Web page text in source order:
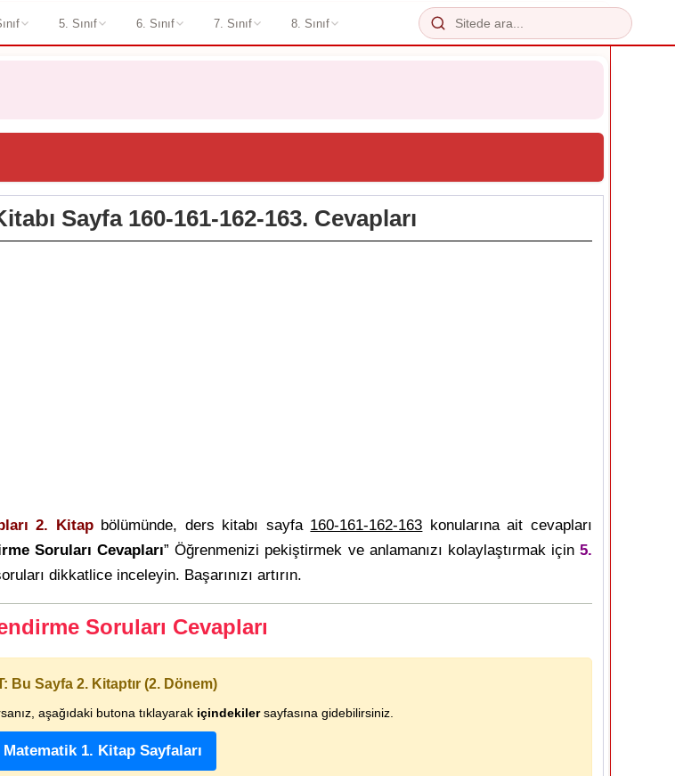
5. Sınıf 6. Sınıf 7. Sınıf 8. Sınıf
Sayfa 160-161-162-163. Cevapları
2. Kitapbölümünde, ders kitabı sayfa 160-161-162-163 konularına ait cevapları
Soruları Cevapları” Öğrenmenizi pekiştirmek ve anlamanızı kolaylaştırmak için5.
dikkatlice inceleyin. Başarınızı artırın.
Soruları Cevapları
Bu Sayfa 2. Kitaptır (2. Dönem)
aşağıdaki butona tıklayarak içindekilersayfasına gidebilirsiniz.
Matematik 1. Kitap Sayfaları